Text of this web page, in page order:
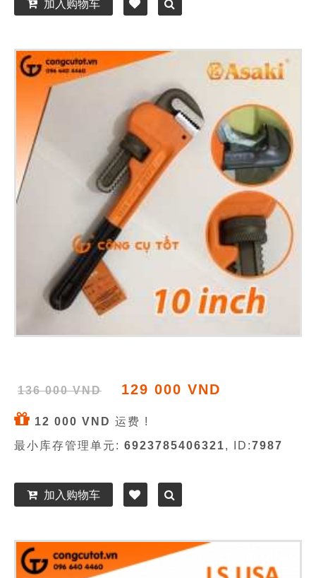
加入购物车
136 000 VND 129 000 VND
12 000 VND 运费 !
最小库存管理单元: 6923785406321, ID:7987
加入购物车